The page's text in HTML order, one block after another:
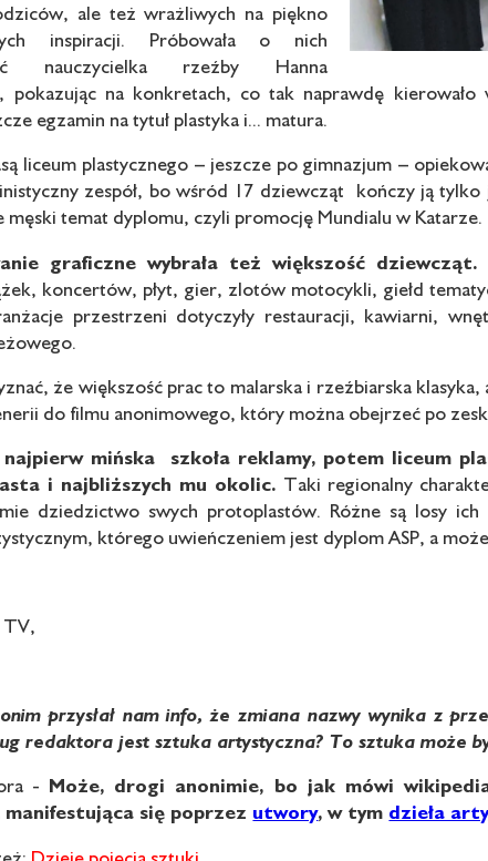
ale też wrażliwych na piękno
inspiracji. Próbowała o nich
nauczycielka rzeźby Hanna
pokazując na konkretach, co tak naprawdę
egzamin na tytuł plastyka i... matura.
liceum plastycznego – jeszcze po gimnazjum –
zespół, bo wśród 17 dziewcząt kończy ją tylko
męski temat dyplomu, czyli promocję Mundialu w Katarze.
graficzne wybrała też większość dziewcząt.
koncertów, płyt, gier, zlotów motocykli, giełd
przestrzeni dotyczyły restauracji, kawiarni,
że większość prac to malarska i rzeźbiarska klasyka,
do filmu anonimowego, który można obejrzeć po
mińska szkoła reklamy, potem liceum
i najbliższych mu okolic. Taki regionalny
dziedzictwo swych protoplastów. Różne są losy
którego uwieńczeniem jest dyplom ASP, a
TV,
przysłał nam info, że zmiana nazwy wynika z
redaktora jest sztuka artystyczna? To sztuka może
- Może, drogi anonimie, bo jak mówi
manifestująca się poprzez utwory, w tym dzieła